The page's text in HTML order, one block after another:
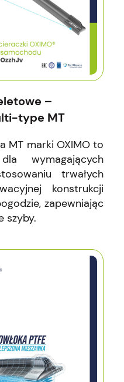
–
type MT
MT marki OXIMO to
wymagających
trwałych
konstrukcji
zapewniając
szyby.